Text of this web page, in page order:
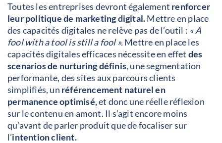
Toutes les entreprises devront également renforcer
leur politique de marketing digital.Mettre en place
des capacités digitales ne relève pas de l’outil : « A
fool with a tool is still a fool ».Mettre en place les
capacités digitales efficaces nécessite en effet des
scenarios de nurturing définis, une segmentation
performante, des sites aux parcours clients
simplifiés, un référencement naturel en
permanence optimisé,et donc une réelle réflexion
sur le contenu en amont. Il s’agit encore moins
qu’avant de parler produit que de focaliser sur
l’intention client.